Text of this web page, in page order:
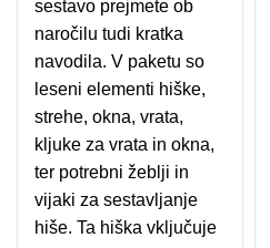
sestavo prejmete ob
naročilu tudi kratka
navodila. V paketu so
leseni elementi hiške,
strehe, okna, vrata,
kljuke za vrata in okna,
ter potrebni žeblji in
vijaki za sestavljanje
hiše. Ta hiška vključuje